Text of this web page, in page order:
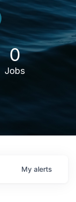
0
Jobs
My alerts